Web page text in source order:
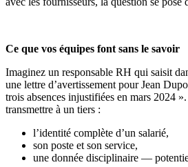
Ce que vos équipes font sans le savoir
Imaginez un responsable RH qui saisit
une lettre d’avertissement pour Jean
trois absences injustifiées en mars 2024
transmettre à un tiers :
l’identité complète d’un salarié,
son poste et son service,
une donnée disciplinaire —